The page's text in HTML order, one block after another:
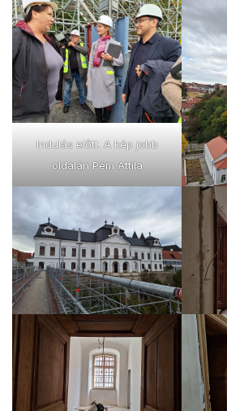
Indulás előtt. A kép jobb
oldalán Pém Attila